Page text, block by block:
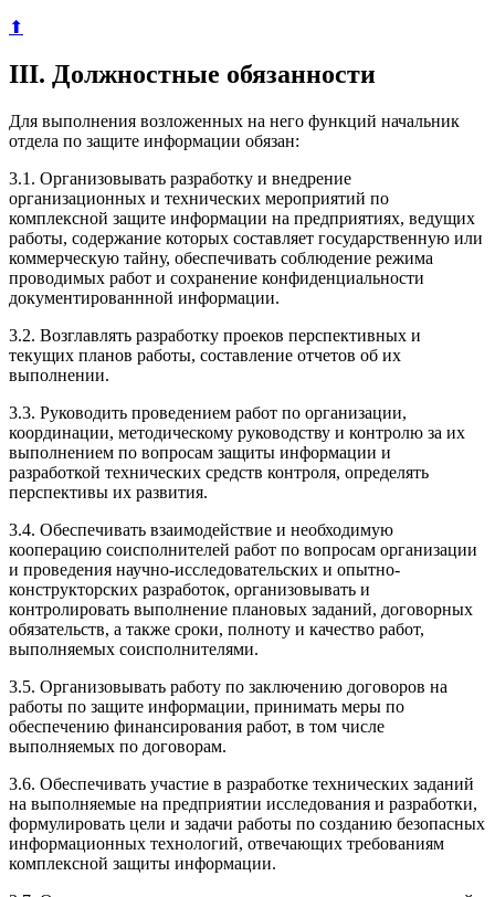
⬆
III. Должностные обязанности
Для выполнения возложенных на него функций начальник
отдела по защите информации обязан:
3.1. Организовывать разработку и внедрение
организационных и технических мероприятий по
комплексной защите информации на предприятиях, ведущих
работы, содержание которых составляет государственную или
коммерческую тайну, обеспечивать соблюдение режима
проводимых работ и сохранение конфиденциальности
документированнной информации.
3.2. Возглавлять разработку проеков перспективных и
текущих планов работы, составление отчетов об их
выполнении.
3.3. Руководить проведением работ по организации,
координации, методическому руководству и контролю за их
выполнением по вопросам защиты информации и
разработкой технических средств контроля, определять
перспективы их развития.
3.4. Обеспечивать взаимодействие и необходимую
кооперацию соисполнителей работ по вопросам организации
и проведения научно-исследовательских и опытно-
конструкторских разработок, организовывать и
контролировать выполнение плановых заданий, договорных
обязательств, а также сроки, полноту и качество работ,
выполняемых соисполнителями.
3.5. Организовывать работу по заключению договоров на
работы по защите информации, принимать меры по
обеспечению финансирования работ, в том числе
выполняемых по договорам.
3.6. Обеспечивать участие в разработке технических заданий
на выполняемые на предприятии исследования и разработки,
формулировать цели и задачи работы по созданию безопасных
информационных технологий, отвечающих требованиям
комплексной защиты информации.